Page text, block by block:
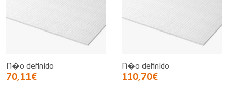
N�o definido
70,11€
N�o definido
110,70€